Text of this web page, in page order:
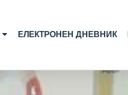
ЕЛЕКТРОНЕН ДНЕВНИК